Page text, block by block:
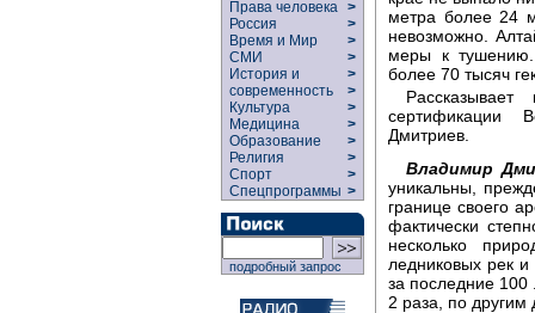
Права человека >
Россия
>
Время и Мир
>
СМИ
>
История и
современность
>
>
Культура
>
Медицина
>
Образование
>
Религия
>
Спорт
>
Спецпрограммы >
подробный запрос
метра более 24
невозможно.
меры к тушению.
более 70 тысяч
сертификации
Дмитриев.
Владимир
уникальны,
границе своего
фактически
несколько
ледниковых рек
за последние 100
2 раза, по